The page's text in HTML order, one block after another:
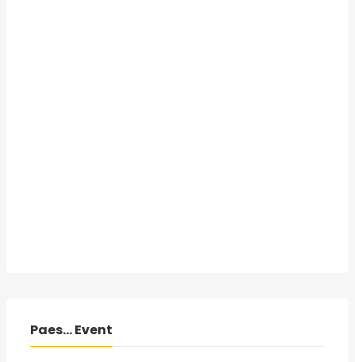
Paes... Event